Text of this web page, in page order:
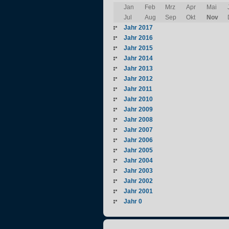
Jan
Feb Mrz Apr Mai
Jul
Aug Sep Okt Nov
Jahr 2017
Jahr 2016
Jahr 2015
Jahr 2014
Jahr 2013
Jahr 2012
Jahr 2011
Jahr 2010
Jahr 2009
Jahr 2008
Jahr 2007
Jahr 2006
Jahr 2005
Jahr 2004
Jahr 2003
Jahr 2002
Jahr 2001
Jahr 0